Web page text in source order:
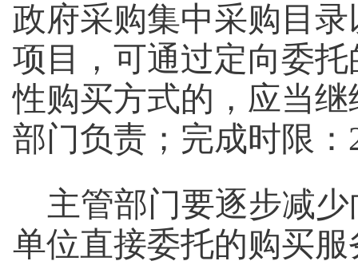
政府采购集中采购目
项目，可通过定向委
性购买方式的，应当
部门负责；完成时限：
主管部门要逐步减
单位直接委托的购买